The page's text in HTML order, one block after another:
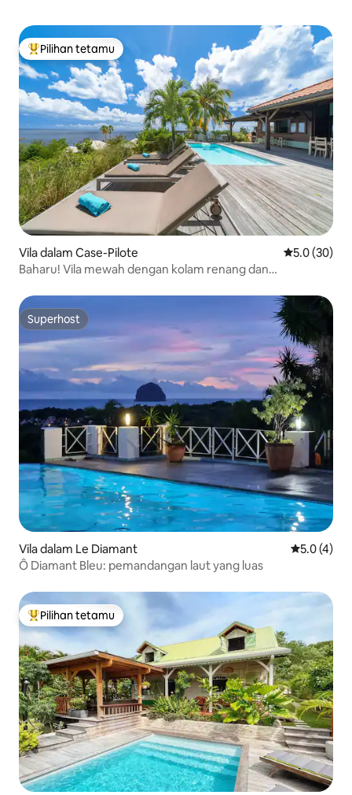
Pilihan utama tetamu
Pilihan tetamu
Vila dalam Case-Pilote Penarafan
5.0 (30)
Baharu! Vila mewah dengan kolam renang dan
Superhost
Superhost
Vila dalam Le Diamant Penarafan
5.0 (4)
Ô Diamant Bleu: pemandangan laut yang luas
Pilihan utama tetamu
Pilihan tetamu